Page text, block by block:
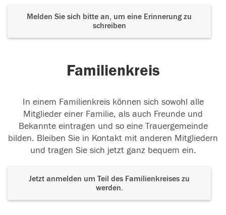
Melden Sie sich bitte an, um eine Erinnerung zu
schreiben
Familienkreis
In einem Familienkreis können sich sowohl alle
Mitglieder einer Familie, als auch Freunde und
Bekannte eintragen und so eine Trauergemeinde
bilden. Bleiben Sie in Kontakt mit anderen Mitgliedern
und tragen Sie sich jetzt ganz bequem ein.
Jetzt anmelden um Teil des Familienkreises zu
werden.